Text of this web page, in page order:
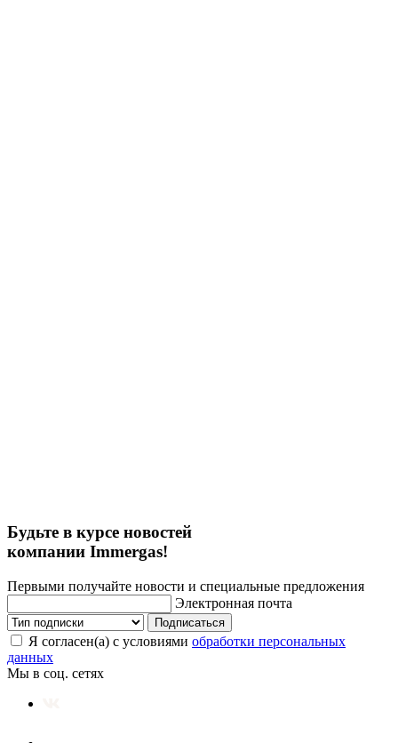
Будьте в курсе новостей
компании Immergas!
Первыми получайте новости и специальные предложения
Электронная почта
Подписаться
Я согласен(а) с условиями обработки персональных
данных
Мы в соц. сетях